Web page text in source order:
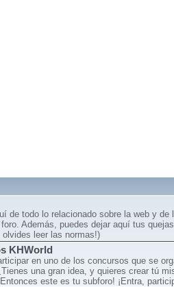
de todo lo relacionado sobre la web y de
Además, puedes dejar aquí tus
olvides leer las normas!)
KHWorld
en uno de los concursos que se
una gran idea, y quieres crear tú
este es tu subforo! ¡Entra,